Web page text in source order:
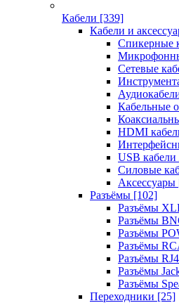
Кабели [339]
Кабели и
Спикерные
Сетевые
Кабельные
HDMI
USB кабели
Силовые
Аксессуары
Разъёмы [102]
Разъёмы
Разъёмы
Разъёмы
Разъёмы
Разъёмы
Разъёмы
Разъёмы
Переходники [25]